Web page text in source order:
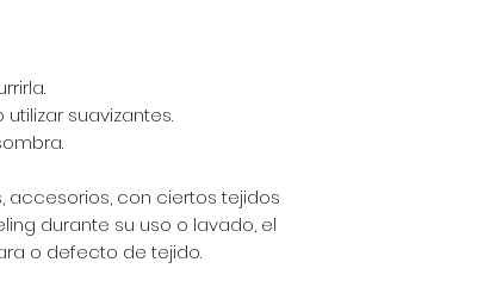
suavizantes.
accesorios, con ciertos tejidos
durante su uso o lavado, el
o defecto de tejido.